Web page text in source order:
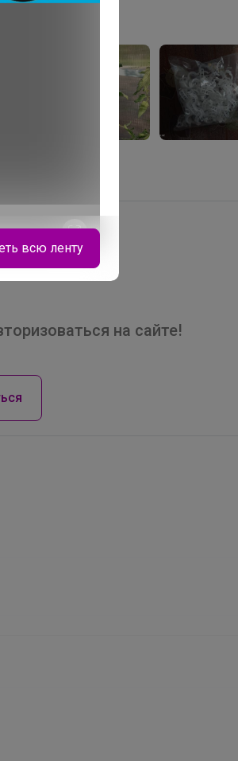
на сайте!
всю ленту